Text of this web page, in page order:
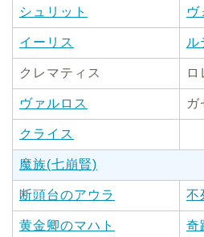
シュリット ヴ
イーリス ル
クレマティス ロ
ヴァルロス ガ
クライス
魔族(七崩賢)
断頭台のアウラ 不
黄金卿のマハト 奇